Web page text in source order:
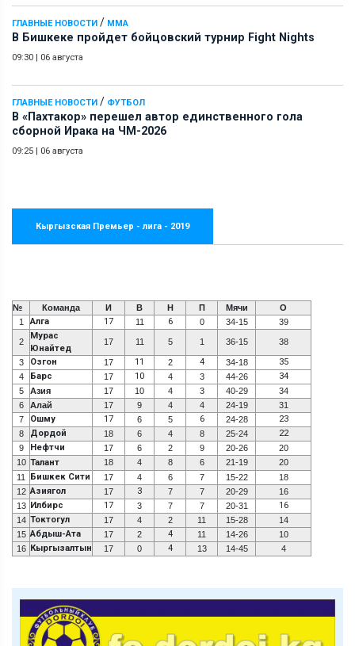
ГЛАВНЫЕ НОВОСТИ / ММА
В Бишкеке пройдет бойцовский турнир Fight Nights
09:30 06 августа
ГЛАВНЫЕ НОВОСТИ / ФУТБОЛ
В «Пахтакор» перешел автор единственного гола
сборной Ирака на ЧМ-2026
09:25 06 августа
Кыргызская Премьер - лига - 2019
№ Команда И В Н П Мячи
О
1
Алга 17 11 6 0 34-15 39
2
Мурас
Юнайтед
17 11 5 1 36-15 38
3 Озгон 17 11 2 4 34-18 35
4 Барс 17 10 4 3 44-26 34
5 Азия 17 10 4 3 40-29
34
6
Алай 17 9 4 4 24-19
31
7
Ошму 17 6 5 6 24-28 23
8 Дордой 18 6 4 8 25-24 22
9 Нефтчи 17 6 2 9 20-26
20
10 Талант 18 4 8 6 21-19
20
11
Бишкек Сити 17 4 6 7 15-22
18
12 Азиягол 17 3 7 7 20-29
16
13
Илбирс 17 3 7 7 20-31 16
14 Токтогул 17 4 2 11 15-28
14
15 Абдыш-Ата 17 2 4 11 14-26
10
16
Кыргызалтын 17 0 4 13 14-45 4